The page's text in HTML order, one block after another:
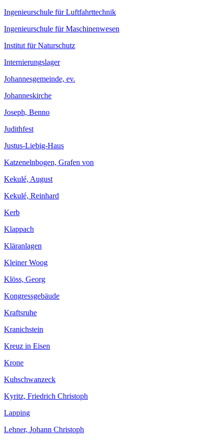
Ingenieurschule für Luftfahrttechnik
Ingenieurschule für Maschinenwesen
Institut für Naturschutz
Internierungslager
Johannesgemeinde, ev.
Johanneskirche
Joseph, Benno
Judithfest
Justus-Liebig-Haus
Katzenelnbogen, Grafen von
Kekulé, August
Kekulé, Reinhard
Kerb
Klappach
Kläranlagen
Kleiner Woog
Klöss, Georg
Kongressgebäude
Kraftsruhe
Kranichstein
Kreuz in Eisen
Krone
Kuhschwanzeck
Kyritz, Friedrich Christoph
Lapping
Lehner, Johann Christoph